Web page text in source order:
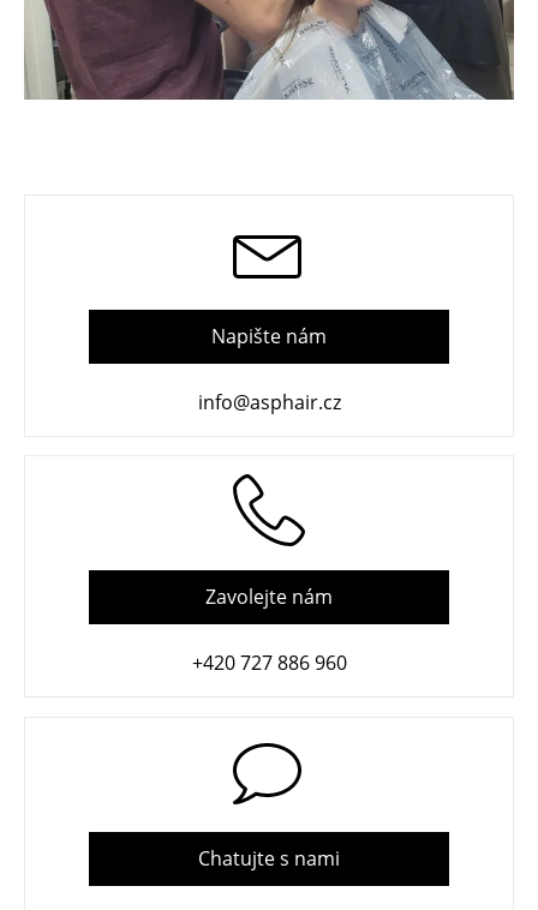
Napište nám
info@asphair.cz
Zavolejte nám
+420 727 886 960
Chatujte s nami